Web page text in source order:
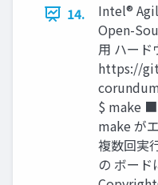
14.
Intel®
Open-
用 ハー
https://
$ make ■
make が
複数回実
の ボー